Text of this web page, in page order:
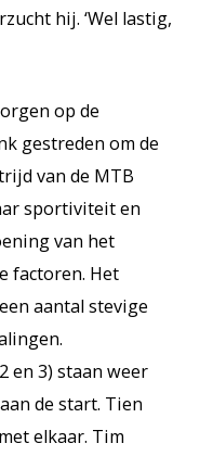
hij. ‘Wel lastig,
op de
gestreden om de
van de MTB
sportiviteit en
van het
factoren. Het
aantal stevige
en 3) staan weer
de start. Tien
elkaar. Tim